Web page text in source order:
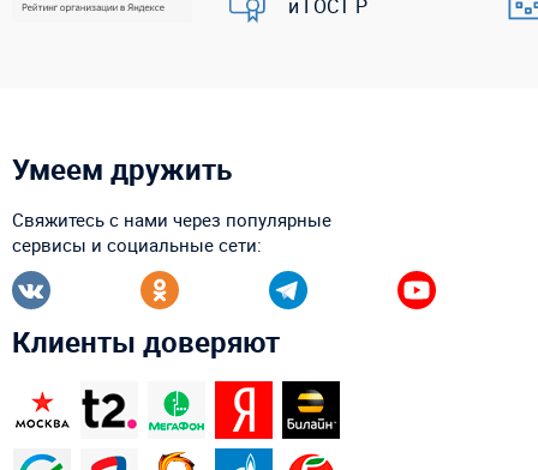
и ГОСТ Р
Умеем дружить
Свяжитесь с нами через популярные
сервисы и социальные сети:
Клиенты доверяют